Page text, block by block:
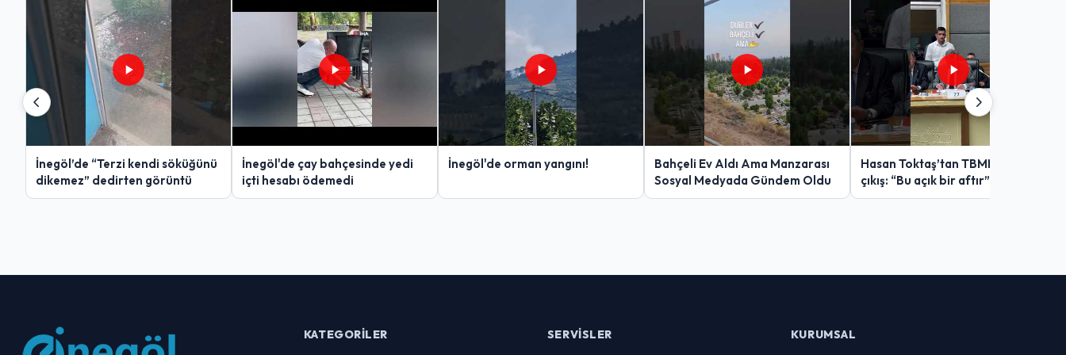
İnegöl’de “Terzi kendi söküğünü
dikemez” dedirten görüntü
İnegöl'de çay bahçesinde yedi
içti hesabı ödemedi
İnegöl'de orman yangını!
Bahçeli Ev Aldı Ama Manzarası
Sosyal Medyada Gündem Oldu
Hasan Toktaş’tan TBMM’de sert
çıkış: “Bu açık bir aftır”
KATEGORILER SERVISLER KURUMSAL